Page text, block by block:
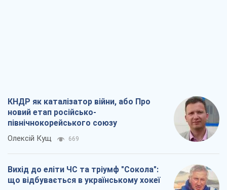
КНДР як каталізатор війни, або Про
новий етап російсько-
північнокорейського союзу
Олексій Кущ 669
Вихід до еліти ЧС та тріумф "Сокола":
що відбувається в українському хокеї